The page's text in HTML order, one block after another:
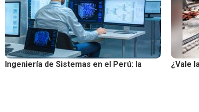
Ingeniería de Sistemas en el Perú: la
¿Vale